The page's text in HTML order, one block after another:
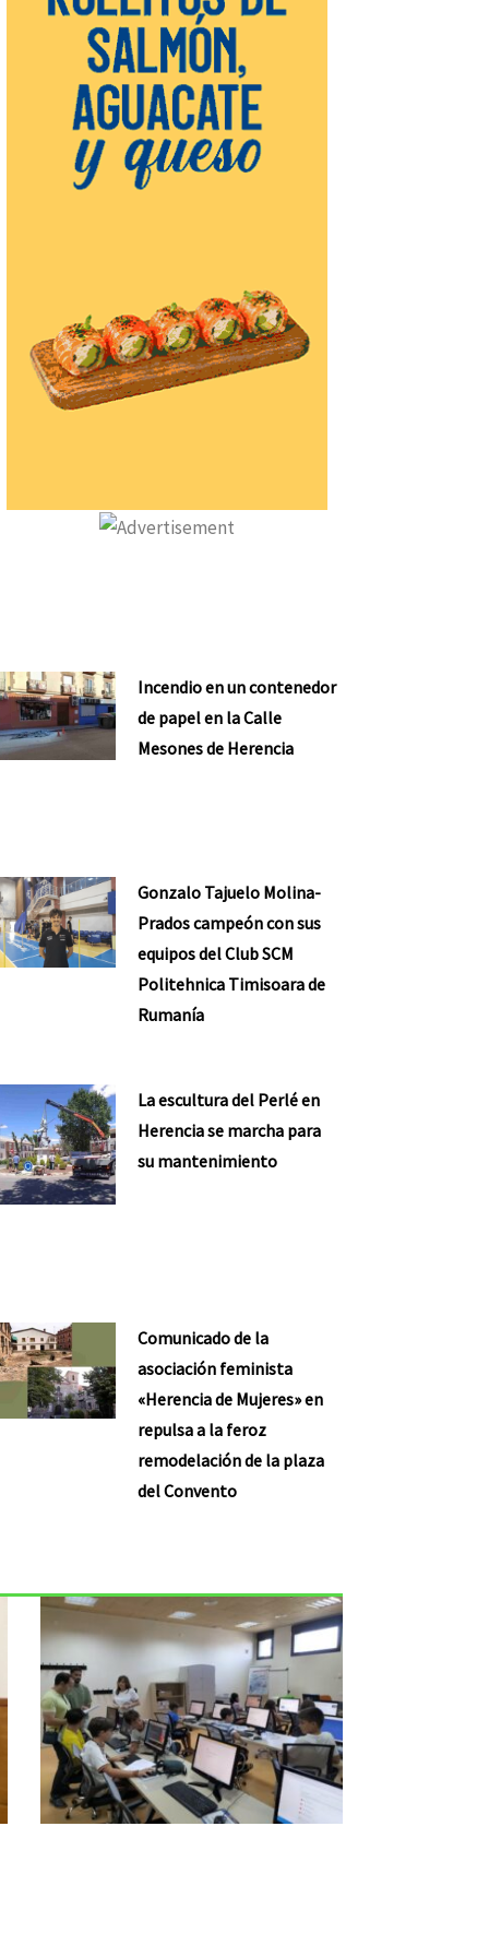
Incendio en un contenedor
de papel en la Calle
Mesones de Herencia
Gonzalo Tajuelo Molina-
Prados campeón con sus
equipos del Club SCM
Politehnica Timisoara de
Rumanía
La escultura del Perlé en
Herencia se marcha para
su mantenimiento
Comunicado de la
asociación feminista
«Herencia de Mujeres» en
repulsa a la feroz
remodelación de la plaza
del Convento